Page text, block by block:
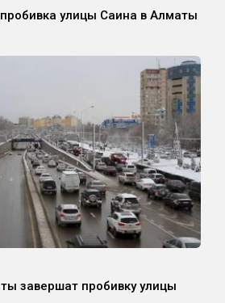
улицы Саина в Алматы
завершат пробивку улицы